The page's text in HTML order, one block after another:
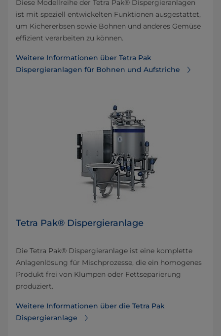
Diese Modellreihe der Tetra Pak® Dispergieranlagen
ist mit speziell entwickelten Funktionen ausgestattet,
um Kichererbsen sowie Bohnen und anderes Gemüse
effizient verarbeiten zu können.
Weitere Informationen über Tetra Pak
Dispergieranlagen für Bohnen und Aufstriche
Tetra Pak® Dispergieranlage
Die Tetra Pak® Dispergieranlage ist eine komplette
Anlagenlösung für Mischprozesse, die ein homogenes
Produkt frei von Klumpen oder Fettseparierung
produziert.
Weitere Informationen über die Tetra Pak
Dispergieranlage